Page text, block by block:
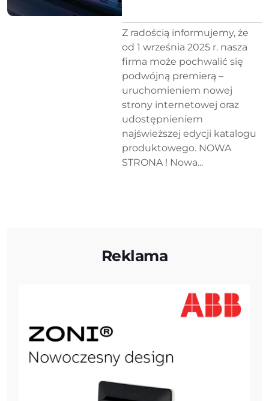
Z radością informujemy, że
od 1 września 2025 r. nasza
firma może pochwalić się
podwójną premierą –
uruchomieniem nowej
strony internetowej oraz
udostępnieniem
najświeższej edycji katalogu
produktowego. NOWA
STRONA ! Nowa...
Reklama